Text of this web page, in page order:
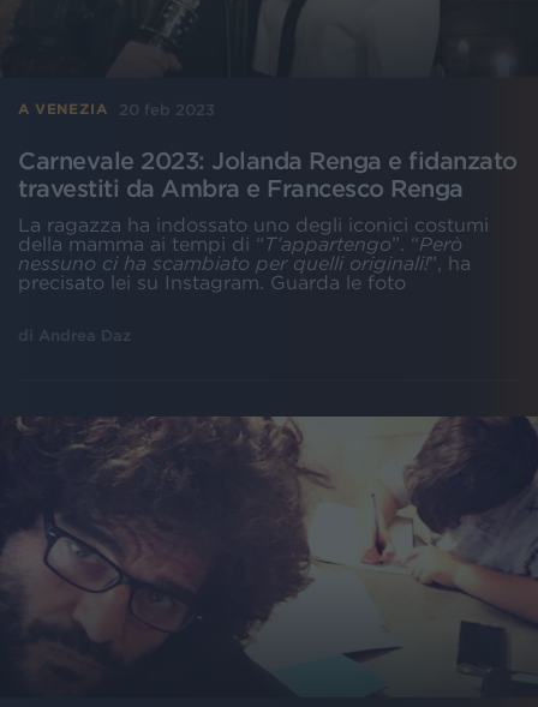
A VENEZIA 20 feb 2023
Carnevale 2023: Jolanda Renga e fidanzato
travestiti da Ambra e Francesco Renga
La ragazza ha indossato uno degli iconici costumi
della mamma ai tempi di “T’appartengo”. “Però
nessuno ci ha scambiato per quelli originali!”, ha
precisato lei su Instagram. Guarda le foto
di Andrea Daz